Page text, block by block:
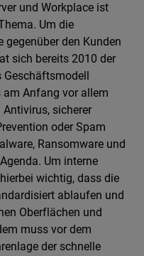
und Workplace ist
Um die
den Kunden
sich bereits 2010 der
Geschäftsmodell
am Anfang vor allem
sicherer
oder Spam
Ransomware und
Um interne
wichtig, dass die
ablaufen und
Oberflächen und
muss vor dem
der schnelle